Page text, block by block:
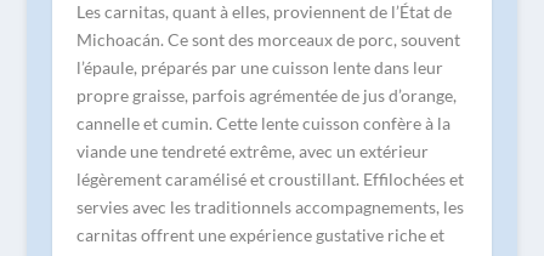
Les carnitas, quant à elles, proviennent de l’État de
Michoacán. Ce sont des morceaux de porc, souvent
l’épaule, préparés par une cuisson lente dans leur
propre graisse, parfois agrémentée de jus d’orange,
cannelle et cumin. Cette lente cuisson confère à la
viande une tendreté extrême, avec un extérieur
légèrement caramélisé et croustillant. Effilochées et
servies avec les traditionnels accompagnements, les
carnitas offrent une expérience gustative riche et